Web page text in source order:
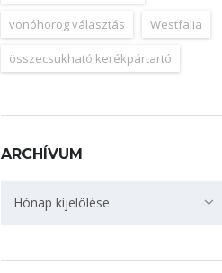
vonóhorog választás Westfalia
összecsukható kerékpártartó
ARCHÍVUM
Hónap kijelölése